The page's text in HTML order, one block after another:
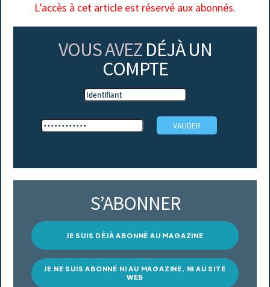
L’accès à cet article est réservé aux abonnés.
VOUS AVEZ DÉJÀ UN
COMPTE
S’ABONNER
JE SUIS DÉJÀ ABONNÉ AU MAGAZINE
JE NE SUIS ABONNÉ NI AU MAGAZINE, NI AU SITE
WEB